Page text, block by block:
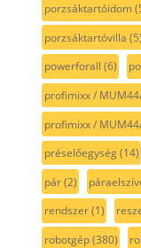
porzsáktartóidom
porzsáktartóvilla (5)
powerforall (6)
profimixx /
profimixx /
préselőegység(14)
pár(2)
rendszer(1)
robotgép(380)